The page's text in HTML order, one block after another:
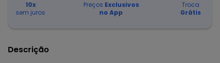
10x
sem juros
Preços Exclusivos
no App
Troca
Grátis
Descrição